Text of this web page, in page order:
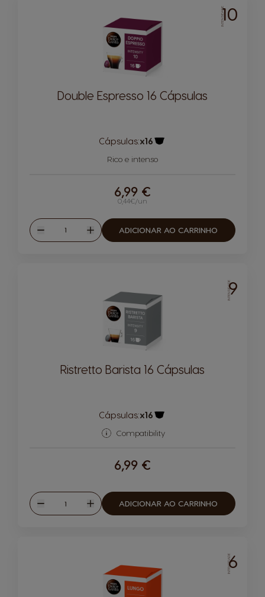
INTENSIDADE10
Double Espresso 16 Cápsulas
Cápsulas:x16
Rico e intenso
0,44€/un
6,99 €
Reduzir
Quantidade
Aumentar
ADICIONAR AO CARRINHO
INTENSIDADE9
Ristretto Barista 16 Cápsulas
Cápsulas:x16
Compatibility
6,99 €
Reduzir
Quantidade
Aumentar
ADICIONAR AO CARRINHO
INTENSIDADE6